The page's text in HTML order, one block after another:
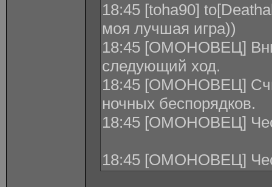
18:45 [toha90]
моя лучшая игра))
18:45 [ОМОНОВЕЦ]
следующий ход.
18:45 [ОМОНОВЕЦ]
ночных беспорядков.
18:45 [ОМОНОВЕЦ]
18:45 [ОМОНОВЕЦ]